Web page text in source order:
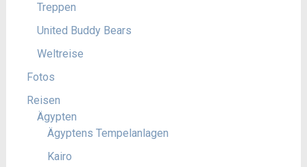
Treppen
United Buddy Bears
Weltreise
Fotos
Reisen
Ägypten
Ägyptens Tempelanlagen
Kairo